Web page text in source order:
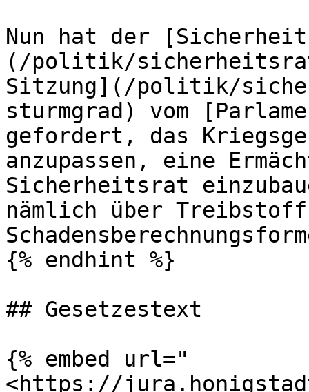
Nun hat der
(/politik/
Sitzung](/politik/
sturmgrad) vom
gefordert, das
anzupassen, eine
Sicherheitsrat
nämlich über
{% endhint %}
## Gesetzestext
{% embed url="
<https://